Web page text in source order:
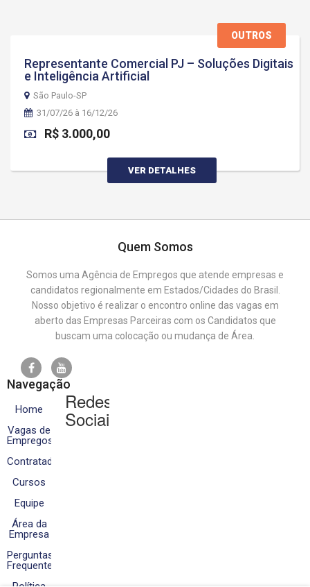
OUTROS
Representante Comercial PJ – Soluções Digitais
e Inteligência Artificial
São Paulo-SP
31/07/26 à 16/12/26
R$ 3.000,00
VER DETALHES
Quem Somos
Somos uma Agência de Empregos que atende empresas e
candidatos regionalmente em Estados/Cidades do Brasil.
Nosso objetivo é realizar o encontro online das vagas em
aberto das Empresas Parceiras com os Candidatos que
buscam uma colocação ou mudança de Área.
Navegação
Home
Vagas de
Empregos
Contratados
Cursos
Equipe
Área da
Empresa
Perguntas
Frequentes
Redes
Sociais